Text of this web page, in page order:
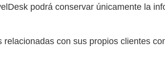
podrá conservar únicamente la
con sus propios clientes